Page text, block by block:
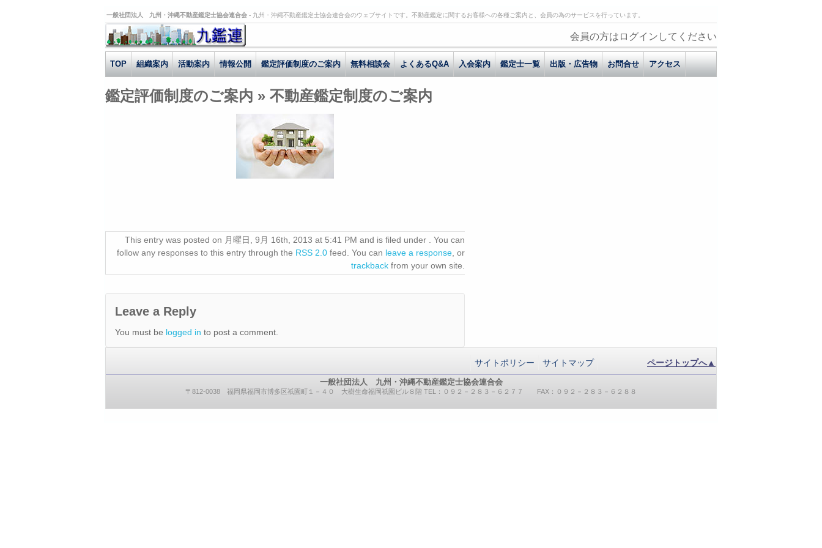
一般社団法人 九州・沖縄不動産鑑定士協会連合会 - 九州・沖縄不動産鑑定士協会連合会のウェブサイトです。不動産鑑定に関するお客様への各種ご案内と、会員の為のサービスを行っています。
会員の方はログインしてください
TOP 組織案内 活動案内 情報公開 鑑定評価制度のご案内 無料相談会 よくあるQ&A 入会案内 鑑定士一覧 出版・広告物 お問合せ アクセス
鑑定評価制度のご案内 » 不動産鑑定制度のご案内
This entry was posted on 月曜日, 9月 16th, 2013 at 5:41 PM and is filed under . You can
follow any responses to this entry through the RSS 2.0 feed. You can leave a response , or
trackback from your own site.
Leave a Reply
You must be logged in to post a comment.
サイトポリシー サイトマップ ページトップへ▲
一般社団法人 九州・沖縄不動産鑑定士協会連合会
〒812-0038 福岡県福岡市博多区祇園町１－４０ 大樹生命福岡祇園ビル８階 TEL：０９２－２８３－６２７７ FAX：０９２－２８３－６２８８